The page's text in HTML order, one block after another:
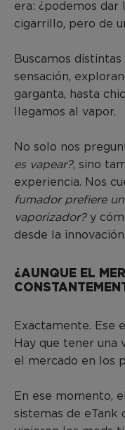
era: ¿podemos dar
cigarrillo, pero de
Buscamos
sensación,
garganta, hasta
llegamos al vapor.
No solo nos
es vapear?, sino
experiencia. Nos
fumador prefiere
vaporizador?y
desde la innovación.
¿AUNQUE EL
Exactamente. Ese
Hay que tener una
el mercado en los
En ese momento,
sistemas de eTank